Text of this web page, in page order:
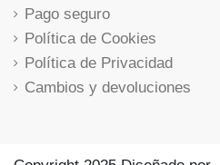
Pago seguro
Política de Cookies
Política de Privacidad
Cambios y devoluciones